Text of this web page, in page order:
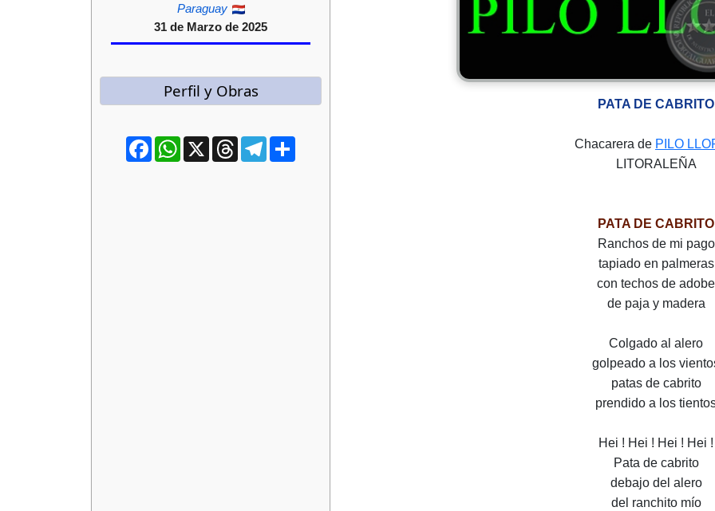
Paraguay
31 de Marzo de 2025
Perfil y Obras
FacebookWhatsApp
X ThreadsTelegram
PATA DE CABRITO
Chacarera de PILO
LITORALEÑA
PATA DE CABRITO
Ranchos de mi pago
tapiado en palmeras
con techos de adobe
de paja y madera
Colgado al alero
golpeado a los
patas de cabrito
prendido a los
Hei ! Hei ! Hei ! Hei !
Pata de cabrito
debajo del alero
del ranchito mío